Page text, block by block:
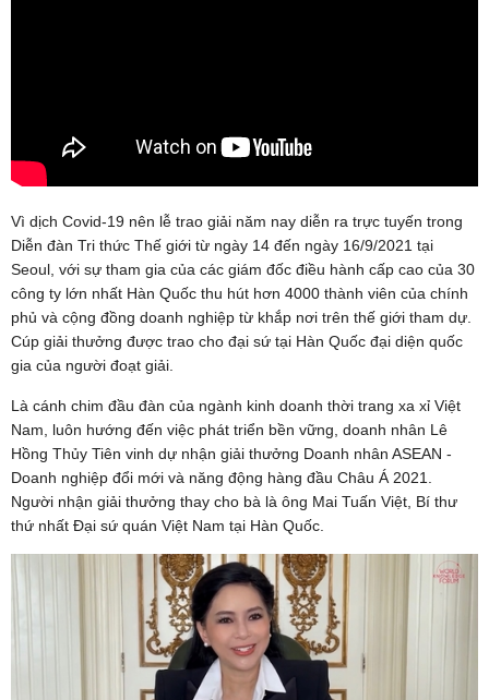
Vì dịch Covid-19 nên lễ trao giải năm nay diễn ra trực tuyến trong
Diễn đàn Tri thức Thế giới từ ngày 14 đến ngày 16/9/2021 tại
Seoul, với sự tham gia của các giám đốc điều hành cấp cao của 30
công ty lớn nhất Hàn Quốc thu hút hơn 4000 thành viên của chính
phủ và cộng đồng doanh nghiệp từ khắp nơi trên thế giới tham dự.
Cúp giải thưởng được trao cho đại sứ tại Hàn Quốc đại diện quốc
gia của người đoạt giải.
Là cánh chim đầu đàn của ngành kinh doanh thời trang xa xỉ Việt
Nam, luôn hướng đến việc phát triển bền vững, doanh nhân Lê
Hồng Thủy Tiên vinh dự nhận giải thưởng Doanh nhân ASEAN -
Doanh nghiệp đổi mới và năng động hàng đầu Châu Á 2021.
Người nhận giải thưởng thay cho bà là ông Mai Tuấn Việt, Bí thư
thứ nhất Đại sứ quán Việt Nam tại Hàn Quốc.